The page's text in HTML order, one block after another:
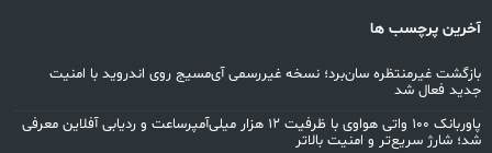
آخرین پرچسب ها
بازگشت غیرمنتظره سان‌برد؛ نسخه غیررسمی آی‌مسیج روی اندروید با امنیت
جدید فعال شد
پاوربانک ۱۰۰ واتی هواوی با ظرفیت ۱۲ هزار میلی‌آمپرساعت و ردیابی آفلاین معرفی
شد؛ شارژ سریع‌تر و امنیت بالاتر